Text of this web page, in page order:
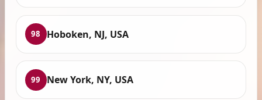
98 Hoboken, NJ, USA
99 New York, NY, USA